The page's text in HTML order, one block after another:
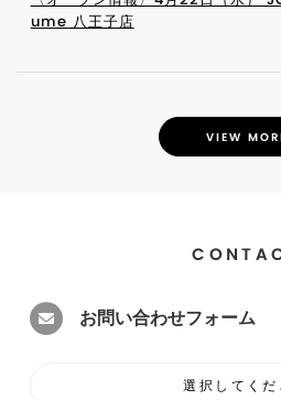
ume 八王子店
VIEW
お問い合わせフォーム
選択してくだ